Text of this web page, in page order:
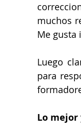
muchos
Me gusta
Luego
para
Lo